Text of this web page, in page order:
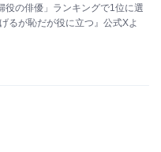
役の俳優」ランキングで1位に選
るが恥だが役に立つ』公式Xよ